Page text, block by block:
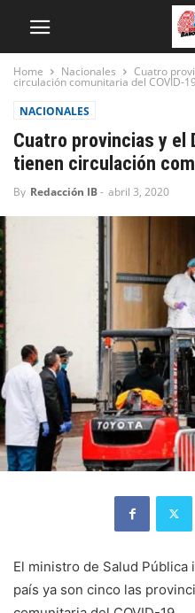
Home Nacionales Cuatro
circulación comunitaria del COVID-19
NACIONALES
Cuatro provincias y el
tienen circulación
By Redacción IB- abril 3, 2020
El ministro de Salud
país ya son cinco las